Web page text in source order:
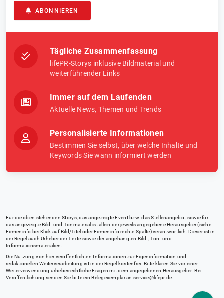
ABONNIEREN
Tägliche Zusammenfassung
lifePR-Storys inklusive Bildmaterial und
weiterführender Links
Immer auf dem Laufenden
Aktuelle News, Themen und Trends
Personalisierte Informationen
Bestimmen Sie selbst, über welche Inhalte und
Keywords Sie wann informiert werden
Für die oben stehenden Storys, das angezeigte Event bzw. das Stellenangebot sowie für
das angezeigte Bild- und Tonmaterial ist allein der jeweils angegebene Herausgeber (siehe
Firmeninfo bei Klick auf Bild/Titel oder Firmeninfo rechte Spalte) verantwortlich. Dieser ist in
der Regel auch Urheber der Texte sowie der angehängten Bild-, Ton- und
Informationsmaterialien.
Die Nutzung von hier veröffentlichten Informationen zur Eigeninformation und
redaktionellen Weiterverarbeitung ist in der Regel kostenfrei. Bitte klären Sie vor einer
Weiterverwendung urheberrechtliche Fragen mit dem angegebenen Herausgeber. Bei
Veröffentlichung senden Sie bitte ein Belegexemplar an service@lifepr.de